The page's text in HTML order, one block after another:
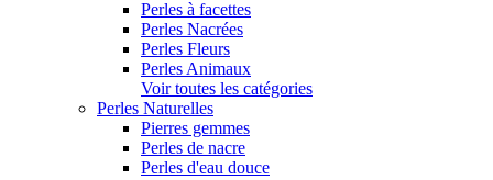
Perles à facettes
Perles Nacrées
Perles Fleurs
Perles Animaux
Voir toutes les catégories
Perles Naturelles
Pierres gemmes
Perles de nacre
Perles d'eau douce